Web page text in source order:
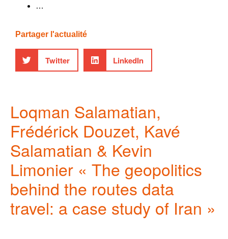
…
Partager l'actualité
Twitter LinkedIn
Loqman Salamatian,
Frédérick Douzet, Kavé
Salamatian & Kevin
Limonier « The geopolitics
behind the routes data
travel: a case study of Iran »